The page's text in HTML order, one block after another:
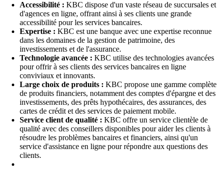
Accessibilité : KBC dispose d'un vaste réseau de succursales et
d'agences en ligne, offrant ainsi à ses clients une grande
accessibilité pour les services bancaires.
Expertise : KBC est une banque avec une expertise reconnue
dans les domaines de la gestion de patrimoine, des
investissements et de l'assurance.
Technologie avancée : KBC utilise des technologies avancées
pour offrir à ses clients des services bancaires en ligne
conviviaux et innovants.
Large choix de produits : KBC propose une gamme complète
de produits financiers, notamment des comptes d'épargne et des
investissements, des prêts hypothécaires, des assurances, des
cartes de crédit et des services de paiement mobile.
Service client de qualité : KBC offre un service clientèle de
qualité avec des conseillers disponibles pour aider les clients à
résoudre les problèmes bancaires et financiers, ainsi qu'un
service d'assistance en ligne pour répondre aux questions des
clients.